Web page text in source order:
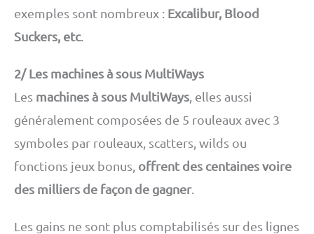
exemples sont nombreux : Excalibur, Blood
Suckers, etc.
2/ Les machines à sous MultiWays
Les machines à sous MultiWays , elles aussi
généralement composées de 5 rouleaux avec 3
symboles par rouleaux, scatters, wilds ou
fonctions jeux bonus, offrent des centaines voire
des milliers de façon de gagner.
Les gains ne sont plus comptabilisés sur des lignes